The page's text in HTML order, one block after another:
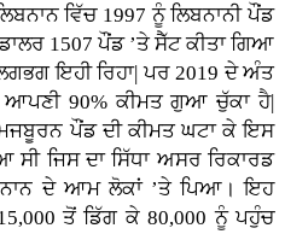
ਵਿੱਚ 1997 ਨੂੰ ਲਿਬਨਾਨੀ ਪੌਂਡ
1507 ਪੌਂਡ ’ਤੇ ਸੈੱਟ ਕੀਤਾ ਗਿਆ
ਇਹੀ ਰਿਹਾ| ਪਰ 2019 ਦੇ ਅੰਤ
90% ਕੀਮਤ ਗੁਆ ਚੁੱਕਾ ਹੈ|
ਪੌਂਡ ਦੀ ਕੀਮਤ ਘਟਾ ਕੇ ਇਸ
ਸੀ ਜਿਸ ਦਾ ਸਿੱਧਾ ਅਸਰ ਰਿਕਾਰਡ
ਦੇ ਆਮ ਲੋਕਾਂ ’ਤੇ ਪਿਆ। ਇਹ
ਤੋਂ ਡਿੱਗ ਕੇ 80,000 ਨੂੰ ਪਹੁੰਚ